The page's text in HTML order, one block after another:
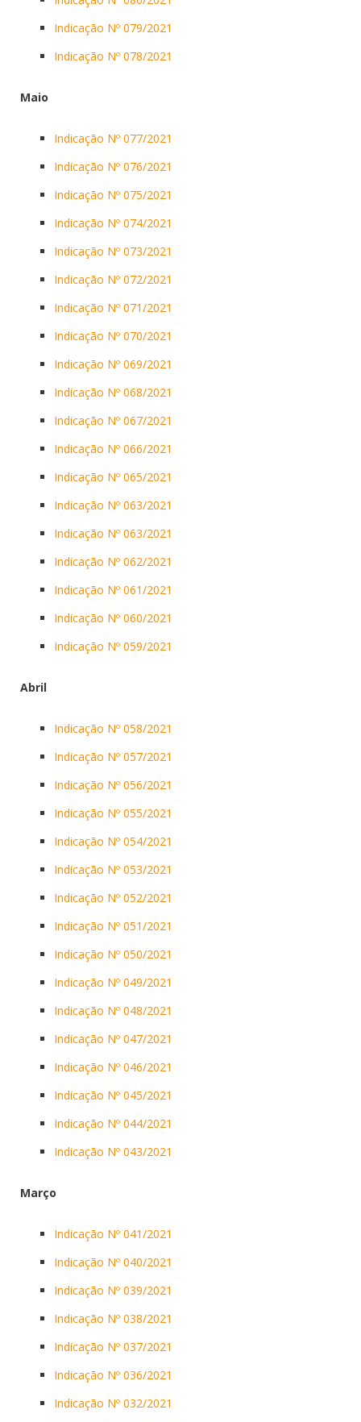
Indicação Nº 079/2021
Indicação Nº 078/2021
Maio
Indicação Nº 077/2021
Indicação Nº 076/2021
Indicação Nº 075/2021
Indicação Nº 074/2021
Indicação Nº 073/2021
Indicação Nº 072/2021
Indicação Nº 071/2021
Indicação Nº 070/2021
Indicação Nº 069/2021
Indicação Nº 068/2021
Indicação Nº 067/2021
Indicação Nº 066/2021
Indicação Nº 065/2021
Indicação Nº 063/2021
Indicação Nº 063/2021
Indicação Nº 062/2021
Indicação Nº 061/2021
Indicação Nº 060/2021
Indicação Nº 059/2021
Abril
Indicação Nº 058/2021
Indicação Nº 057/2021
Indicação Nº 056/2021
Indicação Nº 055/2021
Indicação Nº 054/2021
Indicação Nº 053/2021
Indicação Nº 052/2021
Indicação Nº 051/2021
Indicação Nº 050/2021
Indicação Nº 049/2021
Indicação Nº 048/2021
Indicação Nº 047/2021
Indicação Nº 046/2021
Indicação Nº 045/2021
Indicação Nº 044/2021
Indicação Nº 043/2021
Março
Indicação Nº 041/2021
Indicação Nº 040/2021
Indicação Nº 039/2021
Indicação Nº 038/2021
Indicação Nº 037/2021
Indicação Nº 036/2021
Indicação Nº 032/2021